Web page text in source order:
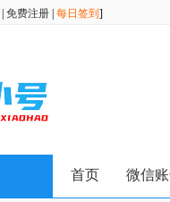
免费注册 每日签到 ]
首页 微信